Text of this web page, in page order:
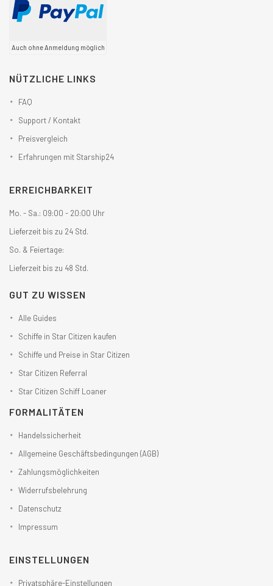
Auch ohne Anmeldung möglich
NÜTZLICHE LINKS
FAQ
Support / Kontakt
Preisvergleich
Erfahrungen mit Starship24
ERREICHBARKEIT
Mo. - Sa.: 09:00 - 20:00 Uhr
Lieferzeit bis zu 24 Std.
So. & Feiertage:
Lieferzeit bis zu 48 Std.
GUT ZU WISSEN
Alle Guides
Schiffe in Star Citizen kaufen
Schiffe und Preise in Star Citizen
Star Citizen Referral
Star Citizen Schiff Loaner
FORMALITÄTEN
Handelssicherheit
Allgemeine Geschäftsbedingungen (AGB)
Zahlungsmöglichkeiten
Widerrufsbelehrung
Datenschutz
Impressum
EINSTELLUNGEN
Privatsphäre-Einstellungen